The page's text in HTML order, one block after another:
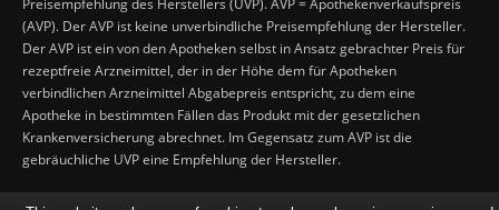
Preisempfehlung des Herstellers (UVP). AVP = Apothekenverkaufspreis
(AVP). Der AVP ist keine unverbindliche Preisempfehlung der Hersteller.
Der AVP ist ein von den Apotheken selbst in Ansatz gebrachter Preis für
rezeptfreie Arzneimittel, der in der Höhe dem für Apotheken
verbindlichen Arzneimittel Abgabepreis entspricht, zu dem eine
Apotheke in bestimmten Fällen das Produkt mit der gesetzlichen
Krankenversicherung abrechnet. Im Gegensatz zum AVP ist die
gebräuchliche UVP eine Empfehlung der Hersteller.